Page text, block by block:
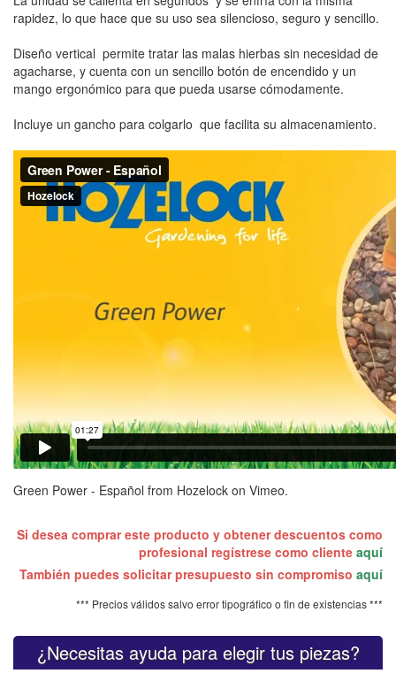
rapidez, lo que hace que su uso sea silencioso, seguro y sencillo.
Diseño vertical  permite tratar las malas hierbas sin necesidad de
agacharse, y cuenta con un sencillo botón de encendido y un
mango ergonómico para que pueda usarse cómodamente.
Incluye un gancho para colgarlo  que facilita su almacenamiento.
Green Power - Español from Hozelock on Vimeo.
Si desea comprar este producto y obtener descuentos como
profesional regístrese como cliente aquí
También puedes solicitar presupuesto sin compromiso aquí
*** Precios válidos salvo error tipográfico o fin de existencias ***
¿Necesitas ayuda para elegir tus piezas?